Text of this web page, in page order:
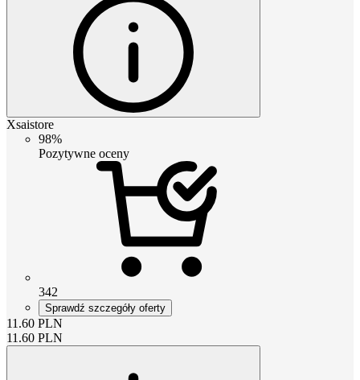
Xsaistore
98%
Pozytywne oceny
342
Sprawdź szczegóły oferty
11.60 PLN
11.60 PLN